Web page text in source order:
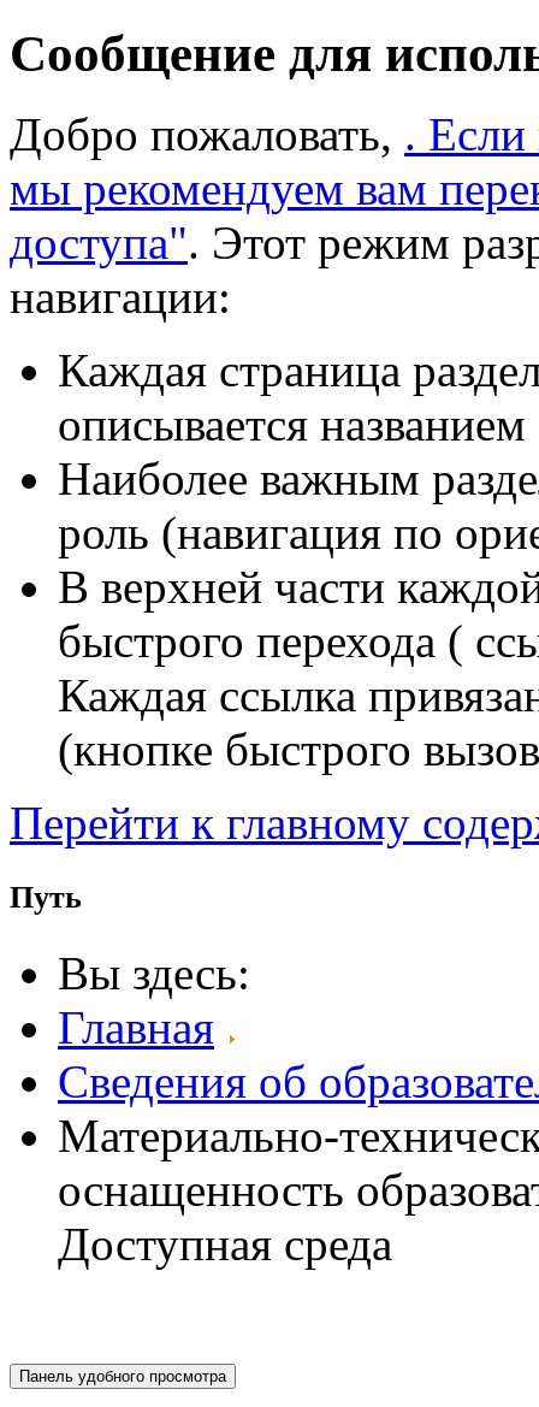
Сообщение для
Добро пожаловать, . Если
мы рекомендуем вам
доступа". Этот режим
навигации:
Каждая страница
описывается
Наиболее важным
роль (навигация по
В верхней части
быстрого перехода (
Каждая ссылка
(кнопке быстрого
Перейти к главному
Путь
Вы здесь:
Главная
Сведения об
Материально-
оснащенность
Доступная среда
Панель удобного просмотра